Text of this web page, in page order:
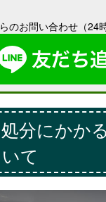
のお問い合わせ（24
分にかか
て